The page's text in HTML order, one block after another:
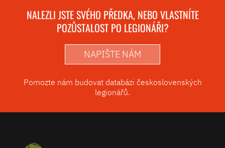
NALEZLI JSTE SVÉHO PŘEDKA, NEBO VLASTNÍTE
POZŮSTALOST PO LEGIONÁŘI?
NAPIŠTE NÁM
Pomozte nám budovat databázi československých
legionářů.